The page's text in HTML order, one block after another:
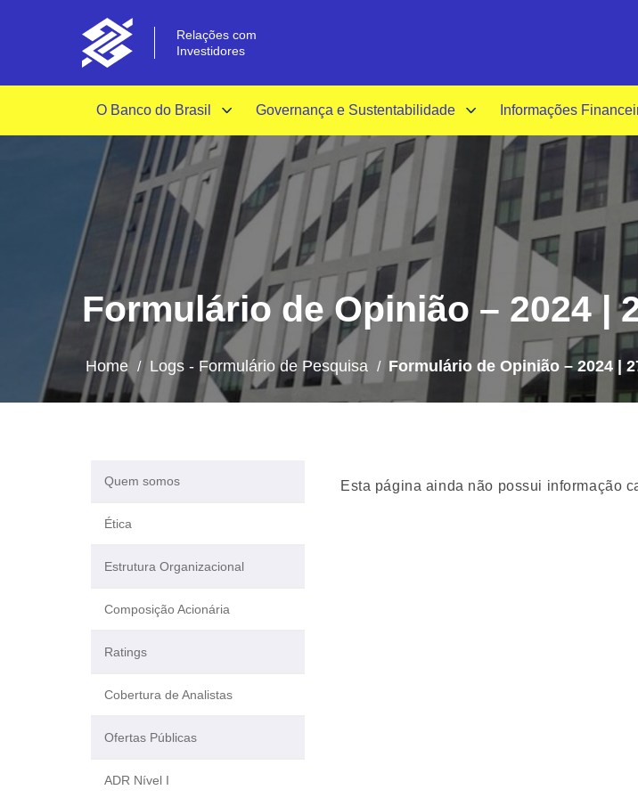
Relações com
Investidores
O Banco do Brasil Governança e Sustentabilidade Informações
Formulário de Opinião – 2024 |
Home / Logs - Formulário de Pesquisa / Formulário de Opinião – 2024 |
Quem somos
Ética
Estrutura Organizacional
Composição Acionária
Ratings
Cobertura de Analistas
Ofertas Públicas
ADR Nível I
Esta página ainda não possui informação